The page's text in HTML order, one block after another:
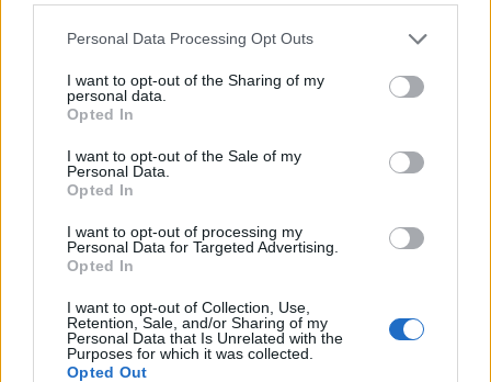
Personal Data Processing Opt Outs
I want to opt-out of the Sharing of my
personal data.
Opted In
I want to opt-out of the Sale of my
Personal Data.
Opted In
I want to opt-out of processing my
Personal Data for Targeted Advertising.
Opted In
I want to opt-out of Collection, Use,
Retention, Sale, and/or Sharing of my
Personal Data that Is Unrelated with the
Purposes for which it was collected.
Opted Out
Estes profissionais também sensibilizaram e
aconselharam sobre
hábitos de vida saudávelque
contribuem para a saúde renal.
Artigo anterior
UTAD vai atribuir Honoris Causa a
Silva Peneda
Ribeira de Pena promoveu II Feira
de Proteção Civil
Siga-nos no Instagram@noticiasdevilareal